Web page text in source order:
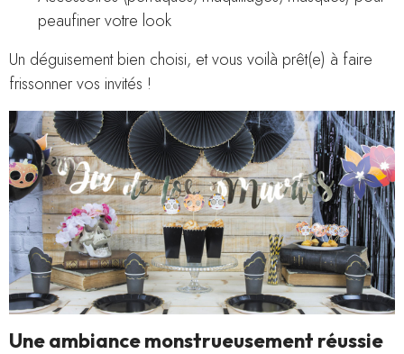
peaufiner votre look
Un déguisement bien choisi, et vous voilà prêt(e) à faire
frissonner vos invités !
Une ambiance monstrueusement réussie